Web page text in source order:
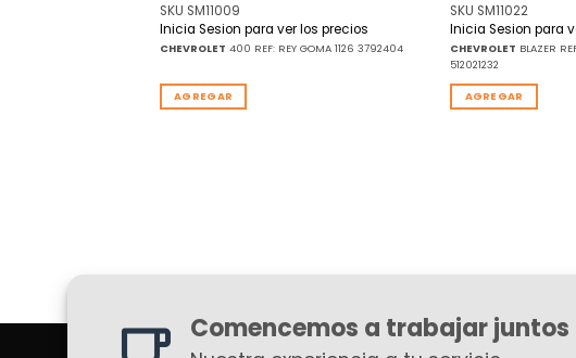
SKU SM11009
Inicia Sesion para ver los precios
CHEVROLET 400 REF: REY GOMA 1126 3792404
AGREGAR
SKU SM11022
Inicia Sesion para
CHEVROLET BLAZER
512021232
AGREGAR
Comencemos a trabajar juntos